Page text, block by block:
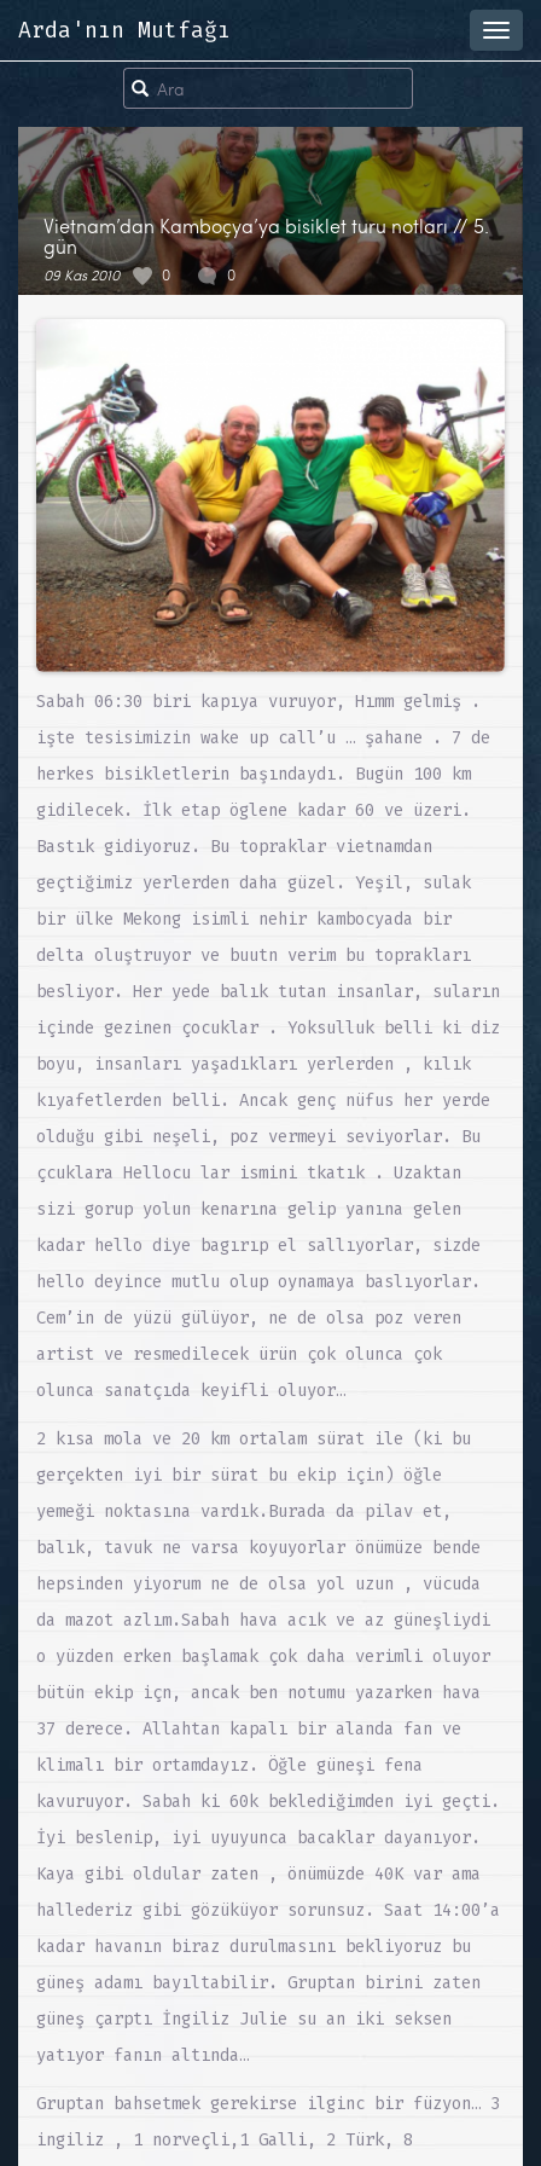
Arda'nın Mutfağı
Vietnam’dan Kamboçya’ya bisiklet turu notları // 5.
gün
09 Kas 2010 0 0
Sabah 06:30 biri kapıya vuruyor, Hımm gelmiş .
işte tesisimizin wake up call’u … şahane . 7 de
herkes bisikletlerin başındaydı. Bugün 100 km
gidilecek. İlk etap öglene kadar 60 ve üzeri.
Bastık gidiyoruz. Bu topraklar vietnamdan
geçtiğimiz yerlerden daha güzel. Yeşil, sulak
bir ülke Mekong isimli nehir kambocyada bir
delta oluştruyor ve buutn verim bu toprakları
besliyor. Her yede balık tutan insanlar, suların
içinde gezinen çocuklar . Yoksulluk belli ki diz
boyu, insanları yaşadıkları yerlerden , kılık
kıyafetlerden belli. Ancak genç nüfus her yerde
olduğu gibi neşeli, poz vermeyi seviyorlar. Bu
çcuklara Hellocu lar ismini tkatık . Uzaktan
sizi gorup yolun kenarına gelip yanına gelen
kadar hello diye bagırıp el sallıyorlar, sizde
hello deyince mutlu olup oynamaya baslıyorlar.
Cem’in de yüzü gülüyor, ne de olsa poz veren
artist ve resmedilecek ürün çok olunca çok
olunca sanatçıda keyifli oluyor…
2 kısa mola ve 20 km ortalam sürat ile (ki bu
gerçekten iyi bir sürat bu ekip için) öğle
yemeği noktasına vardık.Burada da pilav et,
balık, tavuk ne varsa koyuyorlar önümüze bende
hepsinden yiyorum ne de olsa yol uzun , vücuda
da mazot azlım.Sabah hava acık ve az güneşliydi
o yüzden erken başlamak çok daha verimli oluyor
bütün ekip içn, ancak ben notumu yazarken hava
37 derece. Allahtan kapalı bir alanda fan ve
klimalı bir ortamdayız. Öğle güneşi fena
kavuruyor. Sabah ki 60k beklediğimden iyi geçti.
İyi beslenip, iyi uyuyunca bacaklar dayanıyor.
Kaya gibi oldular zaten , önümüzde 40K var ama
hallederiz gibi gözüküyor sorunsuz. Saat 14:00’a
kadar havanın biraz durulmasını bekliyoruz bu
güneş adamı bayıltabilir. Gruptan birini zaten
güneş çarptı İngiliz Julie su an iki seksen
yatıyor fanın altında…
Gruptan bahsetmek gerekirse ilginc bir füzyon… 3
ingiliz , 1 norveçli,1 Galli, 2 Türk, 8